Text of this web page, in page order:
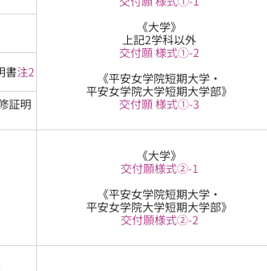
《大学》
上記2学科以外
交付願 様式①-2
《平安女学院短期大学・
平安女学院大学短期大学部》
交付願 様式①-3
書注2
証明
《大学》
交付願様式②-1
《平安女学院短期大学・
平安女学院大学短期大学部》
交付願様式②-2